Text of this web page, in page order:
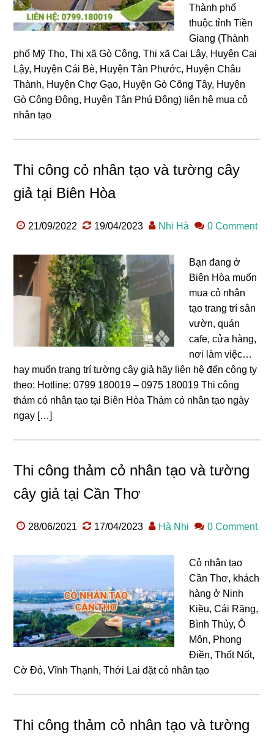
Thành phố
thuộc tỉnh Tiền
Giang (Thành
phố Mỹ Tho, Thị xã Gò Công, Thị xã Cai Lậy, Huyện Cai
Lậy, Huyện Cái Bè, Huyện Tân Phước, Huyện Châu
Thành, Huyện Chợ Gạo, Huyện Gò Công Tây, Huyện
Gò Công Đông, Huyện Tân Phú Đông) liên hệ mua cỏ
nhân tạo
Thi công cỏ nhân tạo và tường cây
giả tại Biên Hòa
21/09/2022 19/04/2023 Nhi Hà 0 Comment
Bạn đang ở
Biên Hòa muốn
mua cỏ nhân
tạo trang trí sân
vườn, quán
cafe, cửa hàng,
nơi làm việc…
hay muốn trang trí tường cây giả hãy liên hệ đến công ty
theo: Hotline: 0799 180019 – 0975 180019 Thi công
thảm cỏ nhân tạo tại Biên Hòa Thảm cỏ nhân tạo ngày
ngay […]
Thi công thảm cỏ nhân tạo và tường
cây giả tại Cần Thơ
28/06/2021 17/04/2023 Hà Nhi 0 Comment
Cỏ nhân tạo
Cần Thơ, khách
hàng ở Ninh
Kiều, Cái Răng,
Bình Thủy, Ô
Môn, Phong
Điền, Thốt Nốt,
Cờ Đỏ, Vĩnh Thạnh, Thới Lai đặt cỏ nhân tạo
Thi công thảm cỏ nhân tạo và tường